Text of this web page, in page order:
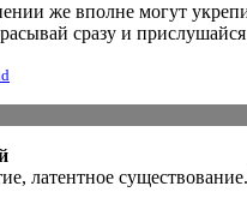
же вполне могут
сразу и прислушайся
латентное